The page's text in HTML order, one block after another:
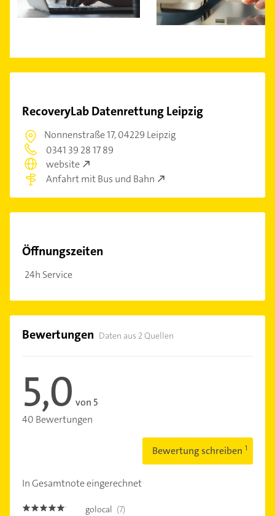
RecoveryLab Datenrettung Leipzig
Nonnenstraße 17,04229 Leipzig
0341 39 28 17 89
website
Anfahrt mit Bus und Bahn
Öffnungszeiten
24h Service
Bewertungen Daten aus 2 Quellen
5,0 von 5
40 Bewertungen
Bewertung schreiben
In Gesamtnote eingerechnet
5.0 golocal (7)